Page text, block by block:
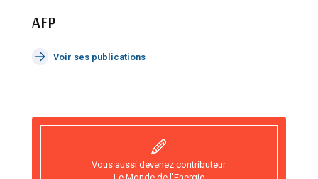
AFP
Voir ses publications
Vous aussi devenez contributeur